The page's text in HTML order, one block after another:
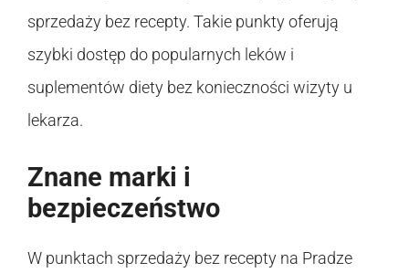
sprzedaży bez recepty. Takie punkty oferują
szybki dostęp do popularnych leków i
suplementów diety bez konieczności wizyty u
lekarza.
Znane marki i
bezpieczeństwo
W punktach sprzedaży bez recepty na Pradze